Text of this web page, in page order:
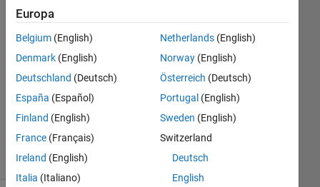
Risposte
accettata
Aggiornato
3 Apr 2020
Visualizzazioni
(30 giorni)
Europa
Belgium (English)
Denmark (English)
Deutschland (Deutsch)
España (Español)
Finland (English)
France (Français)
Ireland (English)
Italia (Italiano)
Netherlands(English)
Norway(English)
Österreich (Deutsch)
Portugal (English)
Sweden (English)
Switzerland
Deutsch
English